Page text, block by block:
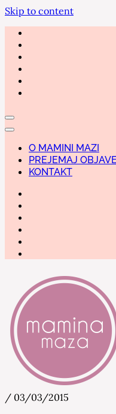
Skip to content
O MAMINI MAZI
PREJEMAJ OBJAVE
KONTAKT
Mamina Maza
/ 03/03/2015